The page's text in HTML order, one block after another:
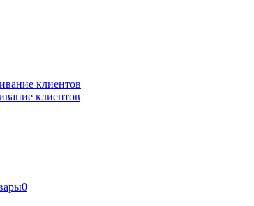
клиентов
клиентов
0